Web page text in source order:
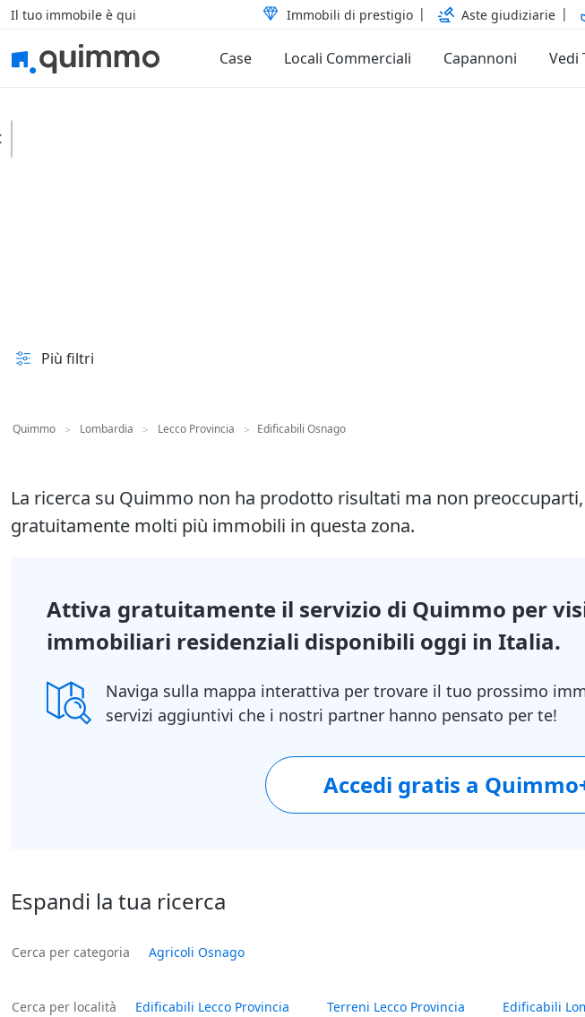
Il tuo immobile è qui Immobili di prestigio Aste giudiziarie
Case Locali Commerciali Capannoni Vedi
Più filtri
Quimmo > Lombardia > Lecco Provincia > Edificabili Osnago
La ricerca su Quimmo non ha prodotto risultati ma non preoccuparti,
gratuitamente molti più immobili in questa zona.
Attiva gratuitamente il servizio di Quimmo per
immobiliari residenziali disponibili oggi in Italia.
Naviga sulla mappa interattiva per trovare il tuo prossimo
servizi aggiuntivi che i nostri partner hanno pensato per te!
Accedi gratis a
Espandi la tua ricerca
Cerca per categoria Agricoli Osnago
Cerca per località Edificabili Lecco Provincia Terreni Lecco Provincia Edificabili